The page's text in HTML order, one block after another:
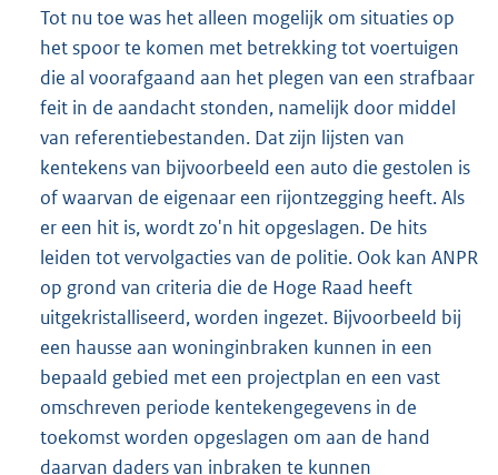
Tot nu toe was het alleen mogelijk om situaties op
het spoor te komen met betrekking tot voertuigen
die al voorafgaand aan het plegen van een strafbaar
feit in de aandacht stonden, namelijk door middel
van referentiebestanden. Dat zijn lijsten van
kentekens van bijvoorbeeld een auto die gestolen is
of waarvan de eigenaar een rijontzegging heeft. Als
er een hit is, wordt zo'n hit opgeslagen. De hits
leiden tot vervolgacties van de politie. Ook kan ANPR
op grond van criteria die de Hoge Raad heeft
uitgekristalliseerd, worden ingezet. Bijvoorbeeld bij
een hausse aan woninginbraken kunnen in een
bepaald gebied met een projectplan en een vast
omschreven periode kentekengegevens in de
toekomst worden opgeslagen om aan de hand
daarvan daders van inbraken te kunnen